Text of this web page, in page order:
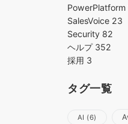
PowerPlatform
SalesVoice 23
Security 82
ヘルプ 352
採用 3
タグ一覧
AI (6)